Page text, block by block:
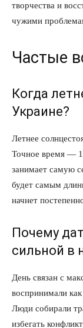
творчества и
чужими
Частые
Когда
Украине?
Летнее
Точное время —
занимает самую
будет самым
начнет
Почему
сильной в
День связан с
воспринимали
Люди собирали
избегать